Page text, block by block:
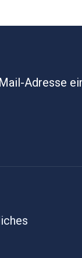
Adresse